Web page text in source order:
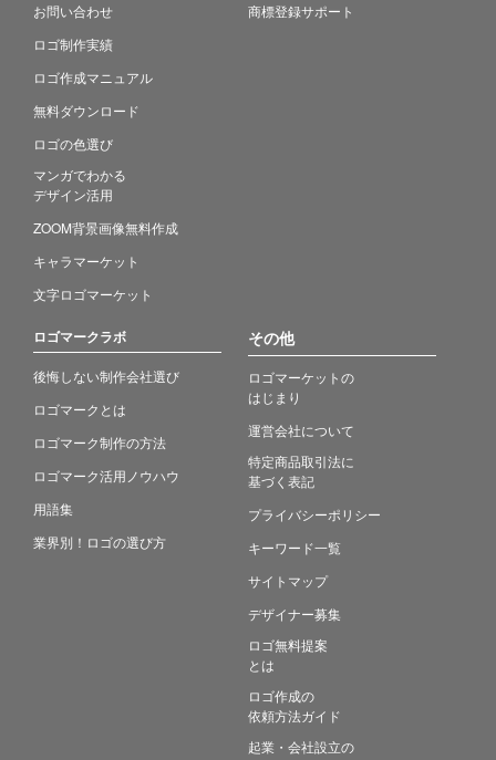
お問い合わせ
ロゴ制作実績
ロゴ作成マニュアル
無料ダウンロード
ロゴの色選び
マンガでわかる
デザイン活用
ZOOM背景画像無料作成
キャラマーケット
文字ロゴマーケット
商標登録サポート
ロゴマークラボ
後悔しない制作会社選び
ロゴマークとは
ロゴマーク制作の方法
ロゴマーク活用ノウハウ
用語集
業界別！ロゴの選び方
その他
ロゴマーケットの
はじまり
運営会社について
特定商品取引法に
基づく表記
プライバシーポリシー
キーワード一覧
サイトマップ
デザイナー募集
ロゴ無料提案
とは
ロゴ作成の
依頼方法ガイド
起業・会社設立の